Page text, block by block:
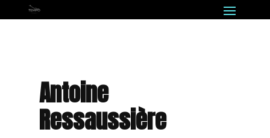
Antoine
Ressaussière